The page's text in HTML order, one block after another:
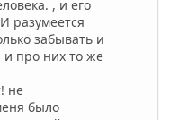
, и его
разумеется
забывать и
и про них то же
не
было